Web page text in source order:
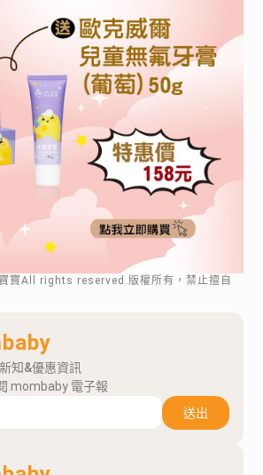
寶All rights reserved.版權所有，禁止擅自
知&優惠資訊
mombaby 電子報
送出